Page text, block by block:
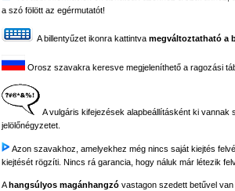
a szó fölött az egérmutatót!
A billentyűzet ikonra kattintva megváltoztatható a
Orosz szavakra keresve megjeleníthető a ragozási
A vulgáris kifejezések alapbeállításként ki
jelölőnégyzetet.
Azon szavakhoz, amelyekhez még nincs saját kiejtés
kiejtését rögzíti. Nincs rá garancia, hogy náluk már létezik
Ahangsúlyos magánhangzó vastagon szedett betűvel van